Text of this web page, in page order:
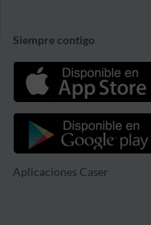
Siempre contigo
Aplicaciones Caser